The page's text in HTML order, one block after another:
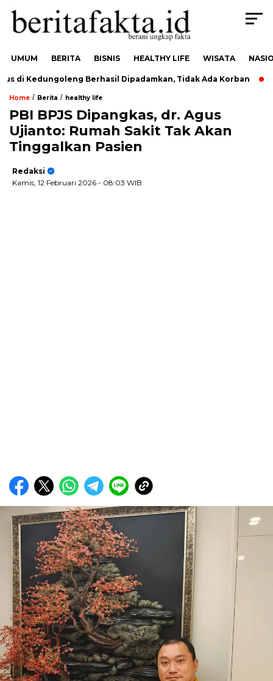
UMUM BERITA BISNIS HEALTHY LIFE WISATA
Kedungoleng Berhasil Dipadamkan, Tidak Ada Korban
Home / Berita / healthy life
PBI BPJS Dipangkas, dr. Agus
Ujianto: Rumah Sakit Tak Akan
Tinggalkan Pasien
Redaksi
Kamis, 12 Februari 2026 - 08:03 WIB